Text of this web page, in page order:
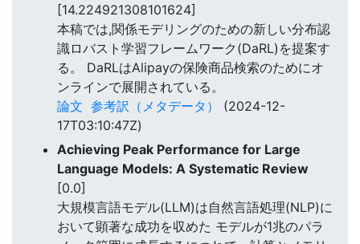
[14.224921308101624]
本稿では,関係モデリングのための新しい分布認
識ロバスト学習フレームワーク(DaRL)を提案す
る。 DaRLはAlipayの保険商品検索のためにオ
ンラインで展開されている。
論文 参考訳（メタデータ）
(2024-12-
17T03:10:47Z)
Achieving Peak Performance for Large
Language Models: A Systematic Review
[0.0]
大規模言語モデル(LLM)は自然言語処理(NLP)に
おいて顕著な成功を収めた モデルが1兆のパラ